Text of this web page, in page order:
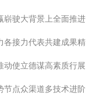
崭驶大背景上全面推进
各接力代表共建成果精
动使立德谋高素质行展
节点众渠道多技术进阶